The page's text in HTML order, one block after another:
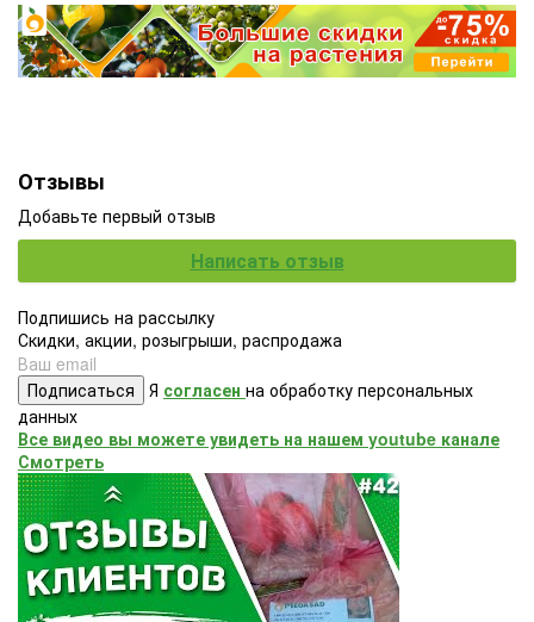
Отзывы
Добавьте первый отзыв
Написать отзыв
Подпишись на рассылку
Скидки, акции, розыгрыши, распродажа
Подписаться Я согласен на обработку персональных
данных
Все видео вы можете увидеть на нашем youtube канале
Смотреть